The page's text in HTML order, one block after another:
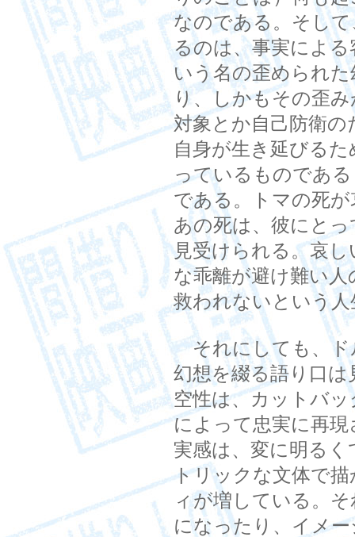
なのである。そし
るのは、事実によ
いう名の歪められ
り、しかもその歪
対象とか自己防衛
自身が生き延びる
っているものであ
である。トマの死
あの死は、彼にと
見受けられる。哀
な乖離が避け難い
救われないという
それにしても、ド
幻想を綴る語り口
空性は、カットバ
によって忠実に再
実感は、変に明る
トリックな文体で
ィが増している。
になったり、イメ